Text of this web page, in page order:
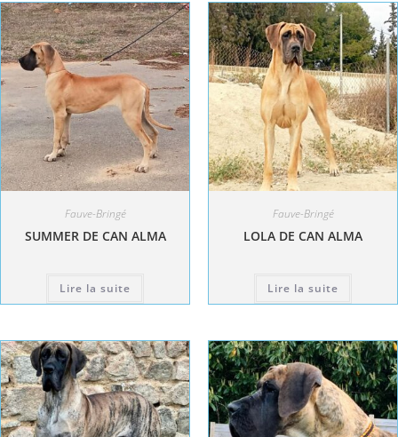
Fauve-Bringé
SUMMER DE CAN ALMA
Lire la suite
Fauve-Bringé
LOLA DE CAN ALMA
Lire la suite